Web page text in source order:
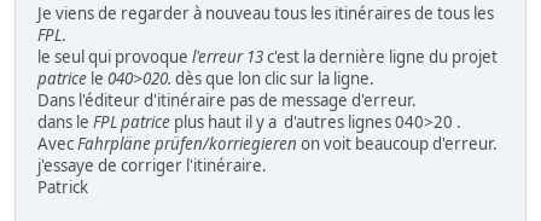
Je viens de regarder à nouveau tous les itinéraires de tous les
FPL.
le seul qui provoque l'erreur 13c'est la dernière ligne du projet
patrice le 040>020. dès que lon clic sur la ligne.
Dans l'éditeur d'itinéraire pas de message d'erreur.
dans le FPL patrice plus haut il y a d'autres lignes 040>20 .
AvecFahrpläne prüfen/korriegieren on voit beaucoup d'erreur.
j'essaye de corriger l'itinéraire.
Patrick